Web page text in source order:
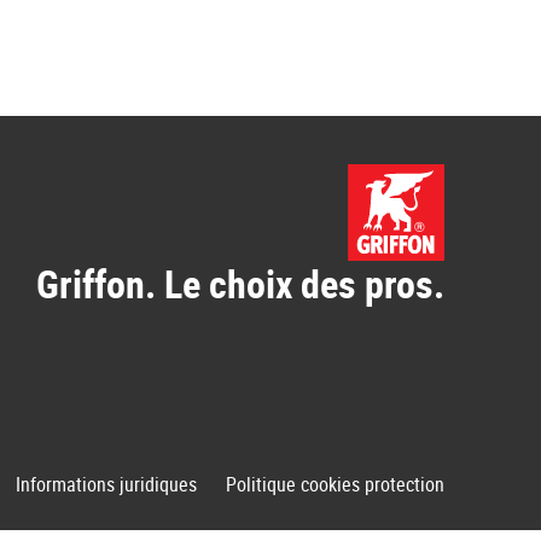
Griffon. Le choix des pros.
Informations juridiques Politique cookies protection